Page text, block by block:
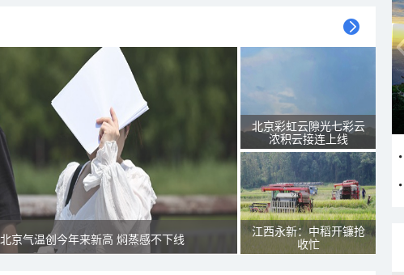
北京气温创今年来新高 焖蒸感不下线
北京彩虹云隙光七彩云
浓积云接连上线
江西永新：中稻开镰抢
收忙